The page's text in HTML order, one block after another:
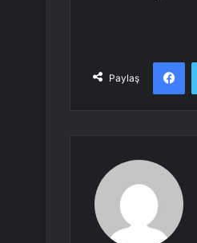
Paylaş